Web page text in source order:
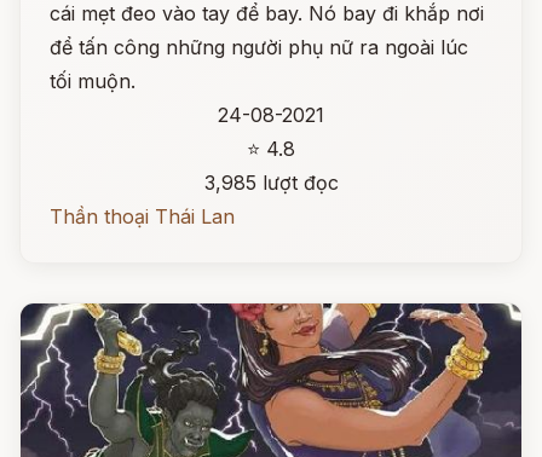
cái mẹt đeo vào tay để bay. Nó bay đi khắp nơi
để tấn công những người phụ nữ ra ngoài lúc
tối muộn.
24-08-2021
⭐ 4.8
3,985 lượt đọc
Thần thoại Thái Lan